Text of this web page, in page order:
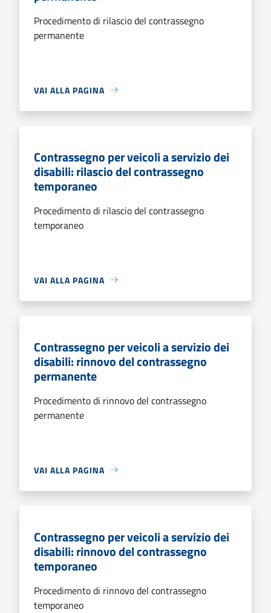
Procedimento di rilascio del contrassegno
permanente
VAI ALLA PAGINA
Contrassegno per veicoli a servizio dei
disabili: rilascio del contrassegno
temporaneo
Procedimento di rilascio del contrassegno
temporaneo
VAI ALLA PAGINA
Contrassegno per veicoli a servizio dei
disabili: rinnovo del contrassegno
permanente
Procedimento di rinnovo del contrassegno
permanente
VAI ALLA PAGINA
Contrassegno per veicoli a servizio dei
disabili: rinnovo del contrassegno
temporaneo
Procedimento di rinnovo del contrassegno
temporaneo